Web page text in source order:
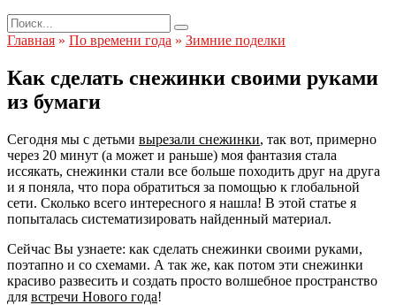
Search
for:
Главная » По времени года » Зимние поделки
Как сделать снежинки своими руками
из бумаги
Сегодня мы с детьми вырезали снежинки, так вот, примерно
через 20 минут (а может и раньше) моя фантазия стала
иссякать, снежинки стали все больше походить друг на друга
и я поняла, что пора обратиться за помощью к глобальной
сети. Сколько всего интересного я нашла! В этой статье я
попыталась систематизировать найденный материал.
Сейчас Вы узнаете: как сделать снежинки своими руками,
поэтапно и со схемами. А так же, как потом эти снежинки
красиво развесить и создать просто волшебное пространство
для встречи Нового года!